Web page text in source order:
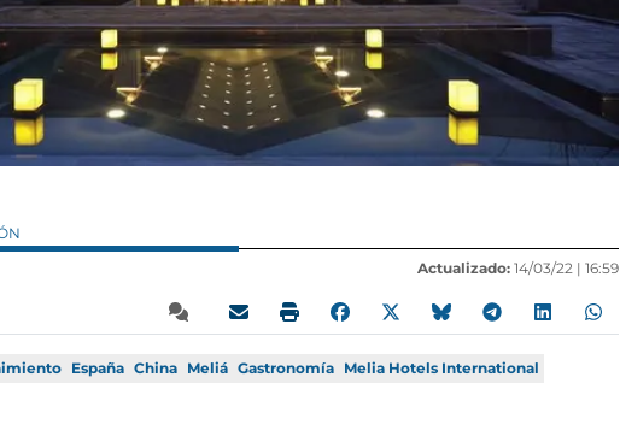
Actualizado: 14/03/22 | 16:59
España China Meliá Gastronomía Melia Hotels International